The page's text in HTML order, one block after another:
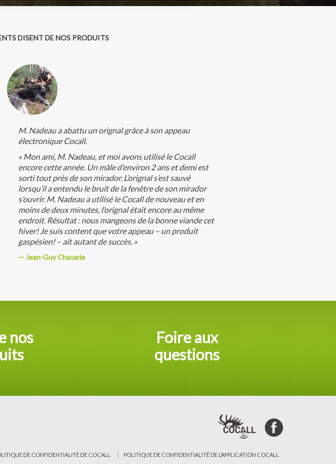
DISENT DE NOS PRODUITS
M. Nadeau a abattu un orignal grâce à son appeau
électronique Cocall.
« Mon ami, M. Nadeau, et moi avons utilisé le Cocall
encore cette année. Un mâle d’environ 2 ans et demi est
sorti tout près de son mirador. L’orignal s’est sauvé
lorsqu’il a entendu le bruit de la fenêtre de son mirador
s’ouvrir. M. Nadeau a utilisé le Cocall de nouveau et en
moins de deux minutes, l’orignal était encore au même
endroit. Résultat : nous mangeons de la bonne viande cet
hiver! Je suis content que votre appeau – un produit
gaspésien! – ait autant de succès. »
Jean-Guy Chavarie
nos
Foire aux
questions
DE CONFIDENTIALITÉ DE COCALL POLITIQUE DE CONFIDENTIALITÉ DE L’APPLICATION COCALL